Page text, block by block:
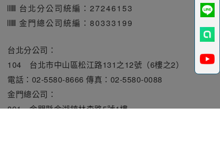
台北分公司統編：27246153
金門總公司統編：80333199
台北分公司：
104 台北市中山區松江路131之12號（6樓之2）
電話：02-5580-8666 傳真：02-5580-0088
金門總公司：
891 金門縣金湖鎮林森路5號1樓